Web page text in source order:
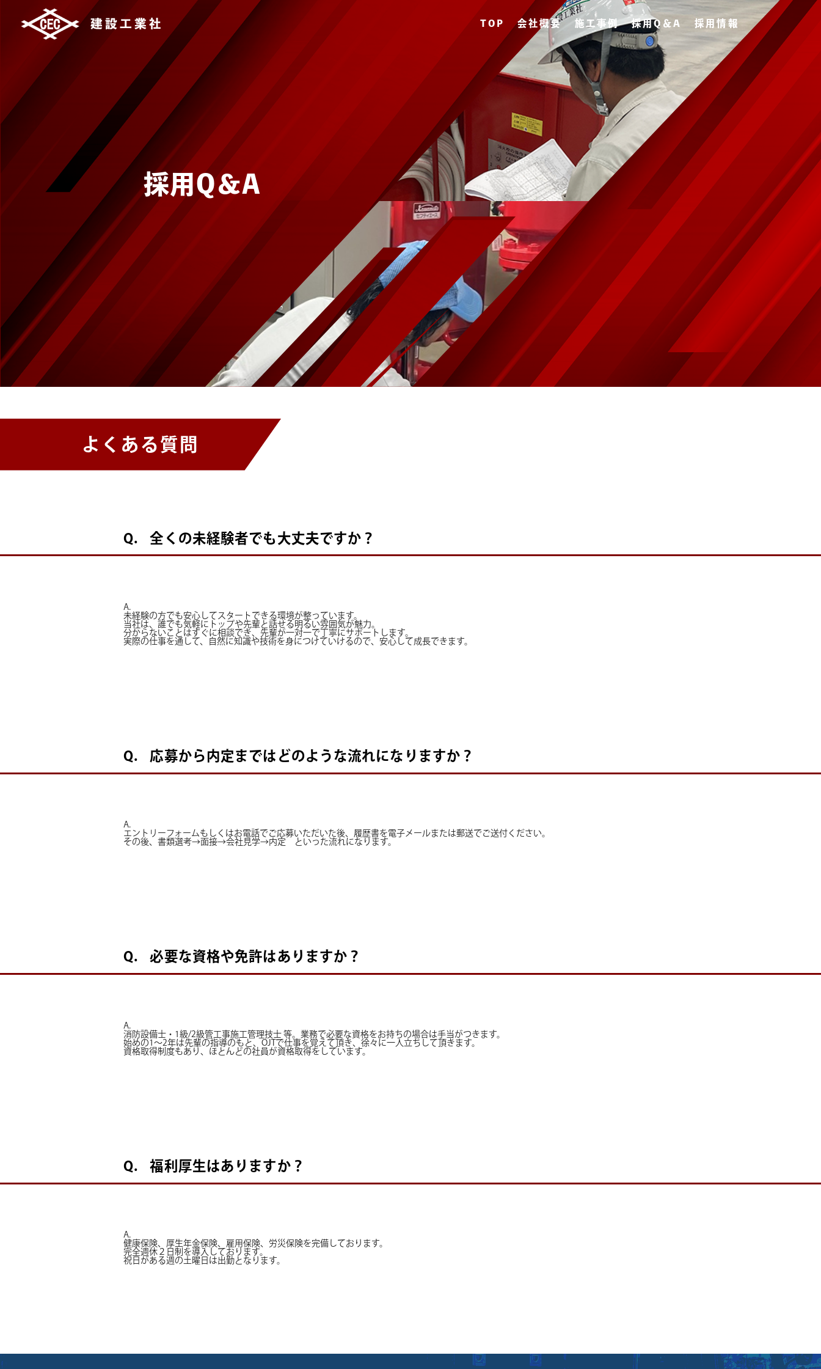
建設工業社 TOP 会社概要 施工事例 採用Q＆A 採用情報
採用Q＆A
よくある質問
Q. 全くの未経験者でも大丈夫ですか？
A.
未経験の方でも安心してスタートできる環境が整っています。
当社は、誰でも気軽にトップや先輩と話せる明るい雰囲気が魅力。
分からないことはすぐに相談でき、先輩が一対一で丁寧にサポートします。
実際の仕事を通して、自然に知識や技術を身につけていけるので、安心して成長できます。
Q. 応募から内定まではどのような流れになりますか？
A.
エントリーフォームもしくはお電話でご応募いただいた後、履歴書を電子メールまたは郵送でご送付ください。
その後、書類選考→面接→会社見学→内定 といった流れになります。
Q. 必要な資格や免許はありますか？
A.
消防設備士・1級/2級管工事施工管理技士 等。業務で必要な資格をお持ちの場合は手当がつきます。
始めの1～2年は先輩の指導のもと、OJTで仕事を覚えて頂き、徐々に一人立ちして頂きます。
資格取得制度もあり、ほとんどの社員が資格取得をしています。
Q. 福利厚生はありますか？
A.
健康保険、厚生年金保険、雇用保険、労災保険を完備しております。
完全週休２日制を導入しております。
祝日がある週の土曜日は出勤となります。